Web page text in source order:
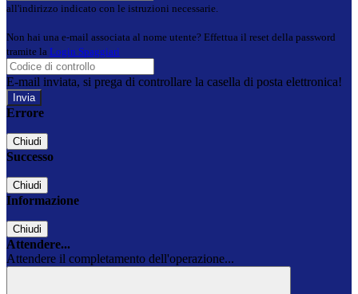
all'indirizzo indicato con le istruzioni necessarie.
Non hai una e-mail associata al nome utente? Effettua il reset della password
tramite la Login Spaggiari
E-mail inviata, si prega di controllare la casella di posta elettronica!
Errore
Chiudi
Successo
Chiudi
Informazione
Chiudi
Attendere...
Attendere il completamento dell'operazione...